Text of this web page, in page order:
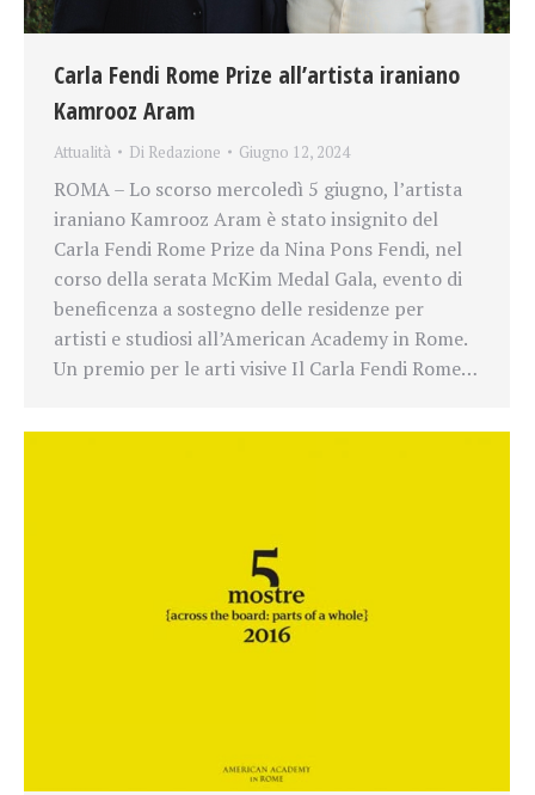
Carla Fendi Rome Prize all’artista iraniano
Kamrooz Aram
Attualità Di Redazione Giugno 12, 2024
ROMA – Lo scorso mercoledì 5 giugno, l’artista
iraniano Kamrooz Aram è stato insignito del
Carla Fendi Rome Prize da Nina Pons Fendi, nel
corso della serata McKim Medal Gala, evento di
beneficenza a sostegno delle residenze per
artisti e studiosi all’American Academy in Rome.
Un premio per le arti visive Il Carla Fendi Rome…